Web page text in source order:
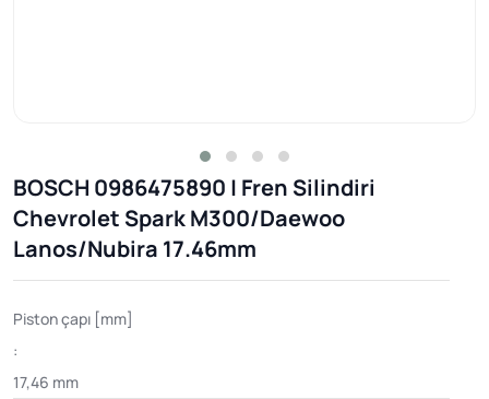
BOSCH 0986475890 | Fren Silindiri
Chevrolet Spark M300/Daewoo
Lanos/Nubira 17.46mm
Piston çapı [mm]
:
17,46 mm